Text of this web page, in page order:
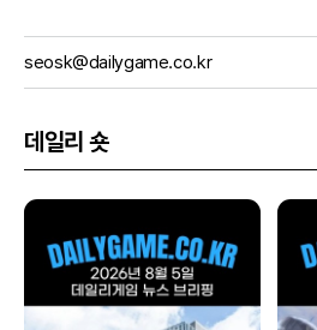
seosk@dailygame.co.kr
데일리 숏